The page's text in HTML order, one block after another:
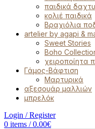
παιδικά
κολιέ παιδικά
Βραχιόλια
artelier by agapi &
Sweet Stories
Boho
χειροποίητα
Γάμος-Βάφτιση
Μαρτυρικά
αξεσουάρ μαλλιών
μπρελόκ
Login / Register
0 items / 0.00€